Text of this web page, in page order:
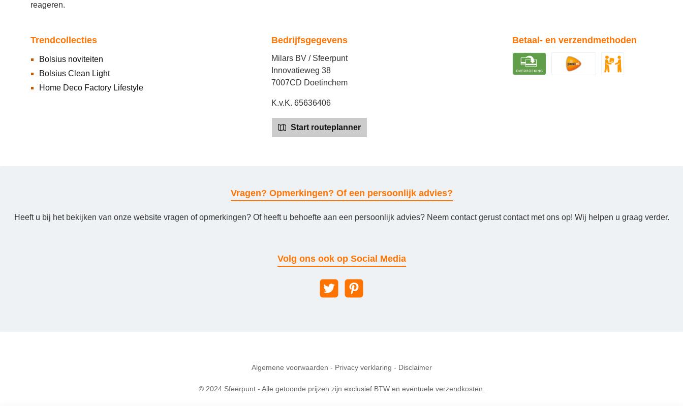
reageren.
Trendcollecties
Bolsius noviteiten
Bolsius Clean Light
Home Deco Factory Lifestyle
Bedrijfsgegevens
Milars BV / Sfeerpunt
Innovatieweg 38
7007CD Doetinchem
K.v.K. 65636406
Start routeplanner
Betaal- en verzendmethoden
Vragen? Opmerkingen? Of een persoonlijk advies?
Heeft u bij het bekijken van onze website vragen of opmerkingen? Of heeft u behoefte aan een persoonlijk advies? Neem contact gerust contact met ons op! Wij helpen u graag verder.
Volg ons ook op Social Media
Algemene voorwaarden - Privacy verklaring - Disclaimer
© 2024 Sfeerpunt - Alle getoonde prijzen zijn exclusief BTW en eventuele verzendkosten.